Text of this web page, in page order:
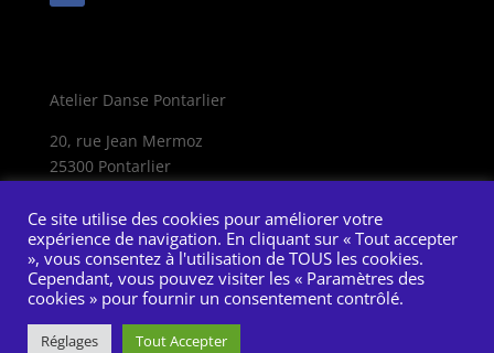
Atelier Danse Pontarlier
20, rue Jean Mermoz
25300 Pontarlier
Mentions légales
Réalisation B. Pourchet
pixels-et-cie.com
Ce site utilise des cookies pour améliorer votre
expérience de navigation. En cliquant sur « Tout accepter
», vous consentez à l'utilisation de TOUS les cookies.
Cependant, vous pouvez visiter les « Paramètres des
cookies » pour fournir un consentement contrôlé.
Réglages Tout Accepter